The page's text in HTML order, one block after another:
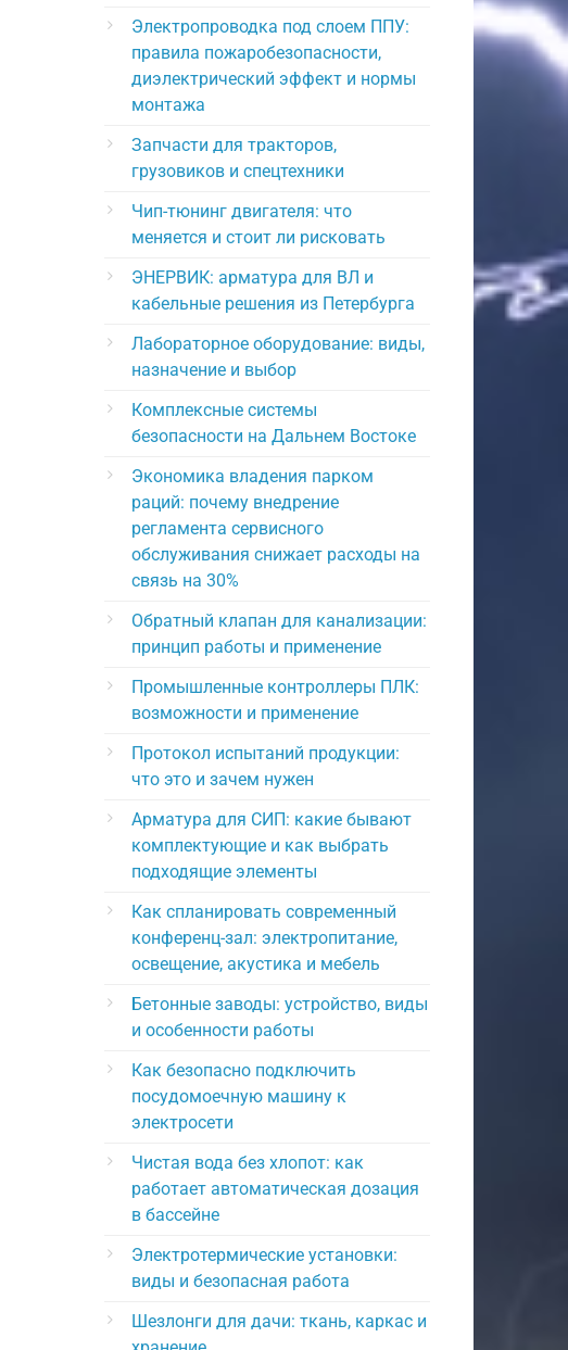
Электропроводка под слоем ППУ:
правила пожаробезопасности,
диэлектрический эффект и нормы
монтажа
Запчасти для тракторов,
грузовиков и спецтехники
Чип-тюнинг двигателя: что
меняется и стоит ли рисковать
ЭНЕРВИК: арматура для ВЛ и
кабельные решения из Петербурга
Лабораторное оборудование: виды,
назначение и выбор
Комплексные системы
безопасности на Дальнем Востоке
Экономика владения парком
раций: почему внедрение
регламента сервисного
обслуживания снижает расходы на
связь на 30%
Обратный клапан для канализации:
принцип работы и применение
Промышленные контроллеры ПЛК:
возможности и применение
Протокол испытаний продукции:
что это и зачем нужен
Арматура для СИП: какие бывают
комплектующие и как выбрать
подходящие элементы
Как спланировать современный
конференц-зал: электропитание,
освещение, акустика и мебель
Бетонные заводы: устройство, виды
и особенности работы
Как безопасно подключить
посудомоечную машину к
электросети
Чистая вода без хлопот: как
работает автоматическая дозация
в бассейне
Электротермические установки:
виды и безопасная работа
Шезлонги для дачи: ткань, каркас и